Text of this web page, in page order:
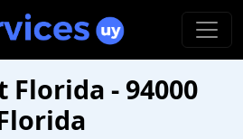
Florida - 94000